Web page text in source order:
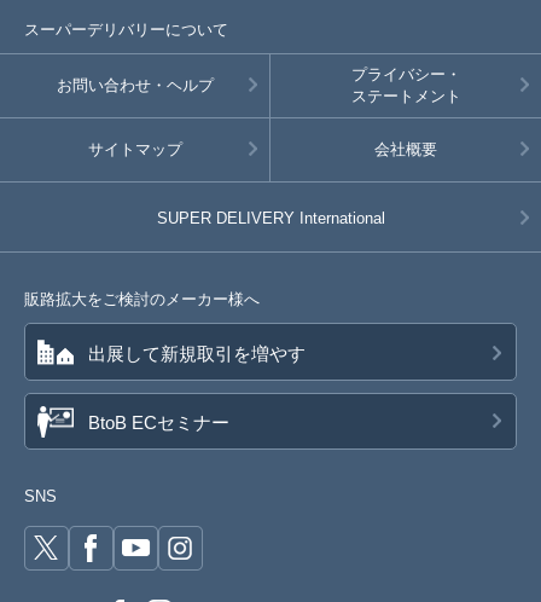
スーパーデリバリーについて
お問い合わせ・ヘルプ
プライバシー・
ステートメント
サイトマップ 会社概要
SUPER DELIVERY International
販路拡大をご検討のメーカー様へ
出展して新規取引を増やす
BtoB ECセミナー
SNS